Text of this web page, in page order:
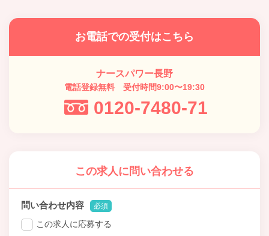
お電話での受付はこちら
ナースパワー長野
電話登録無料 受付時間9:00〜19:30
0120-7480-71
この求人に問い合わせる
問い合わせ内容 必須
この求人に応募する